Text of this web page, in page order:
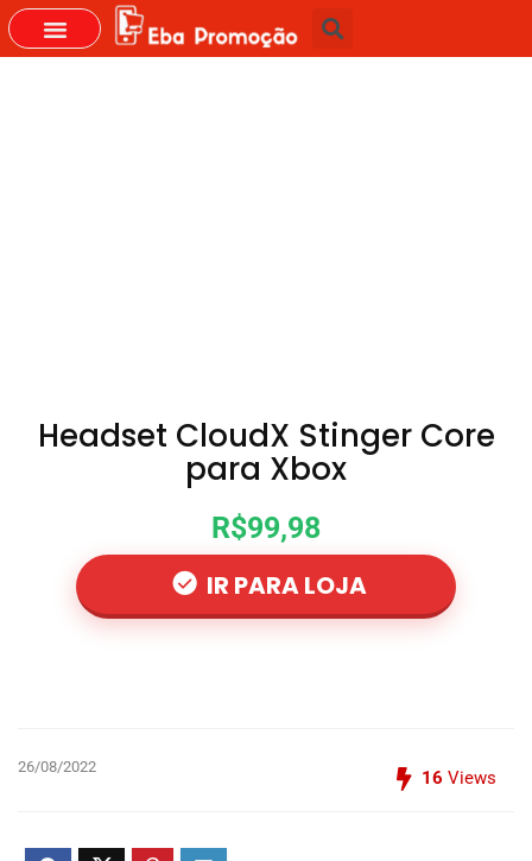
Headset CloudX Stinger Core
para Xbox
R$99,98
IR PARA LOJA
26/08/2022
16 Views